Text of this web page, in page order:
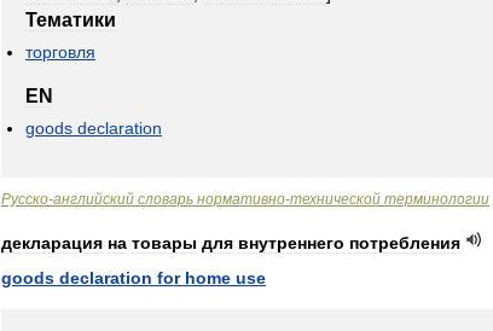
Тематики
торговля
EN
goods declaration
Русско-английский словарь нормативно-технической терминологии
декларация на товары для внутреннего потребления
goods declaration for home use